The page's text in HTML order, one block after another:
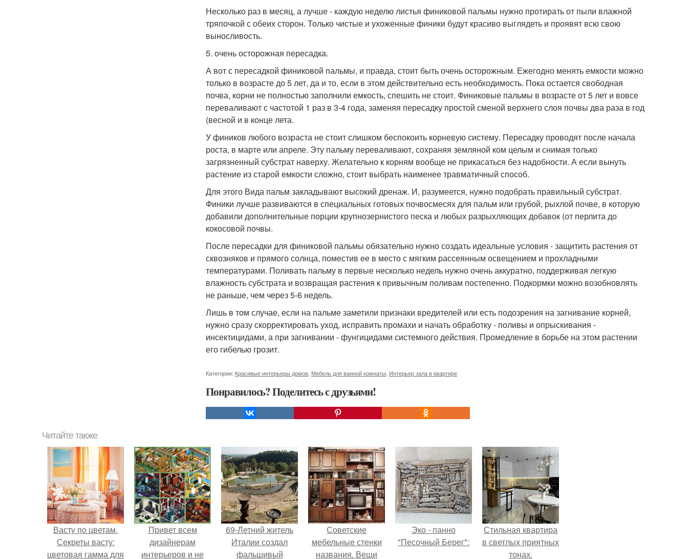
Несколько раз в месяц, а лучше - каждую неделю листья финиковой пальмы нужно протирать от пыли влажной
тряпочкой с обеих сторон. Только чистые и ухоженные финики будут красиво выглядеть и проявят всю свою
выносливость.
5. очень осторожная пересадка.
А вот с пересадкой финиковой пальмы, и правда, стоит быть очень осторожным. Ежегодно менять емкости можно
только в возрасте до 5 лет, да и то, если в этом действительно есть необходимость. Пока остается свободная
почва, корни не полностью заполнили емкость, спешить не стоит. Финиковые пальмы в возрасте от 5 лет и вовсе
переваливают с частотой 1 раз в 3-4 года, заменяя пересадку простой сменой верхнего слоя почвы два раза в год
(весной и в конце лета.
У фиников любого возраста не стоит слишком беспокоить корневую систему. Пересадку проводят после начала
роста, в марте или апреле. Эту пальму переваливают, сохраняя земляной ком целым и снимая только
загрязненный субстрат наверху. Желательно к корням вообще не прикасаться без надобности. А если вынуть
растение из старой емкости сложно, стоит выбрать наименее травматичный способ.
Для этого Вида пальм закладывают высокий дренаж. И, разумеется, нужно подобрать правильный субстрат.
Финики лучше развиваются в специальных готовых почвосмесях для пальм или грубой, рыхлой почве, в которую
добавили дополнительные порции крупнозернистого песка и любых разрыхляющих добавок (от перлита до
кокосовой почвы.
После пересадки для финиковой пальмы обязательно нужно создать идеальные условия - защитить растения от
сквозняков и прямого солнца, поместив ее в место с мягким рассеянным освещением и прохладными
температурами. Поливать пальму в первые несколько недель нужно очень аккуратно, поддерживая легкую
влажность субстрата и возвращая растения к привычным поливам постепенно. Подкормки можно возобновлять
не раньше, чем через 5-6 недель.
Лишь в том случае, если на пальме заметили признаки вредителей или есть подозрения на загнивание корней,
нужно сразу скорректировать уход, исправить промахи и начать обработку - поливы и опрыскивания -
инсектицидами, а при загнивании - фунгицидами системного действия. Промедление в борьбе на этом растении
его гибелью грозит.
Категории: Красивые интерьеры домов Мебель для ванной комнаты Интерьер зала в квартире
Понравилось? Поделитесь с друзьями!
Читайте также
Васту по цветам.
Секреты васту:
цветовая гамма для
Привет всем
дизайнерам
интерьеров и не
69-Летний житель
Италии создал
фальшивый
Советские
мебельные стенки
названия. Вещи
Эко - панно
"Песочный Берег":
Стильная квартира
в светлых приятных
тонах.